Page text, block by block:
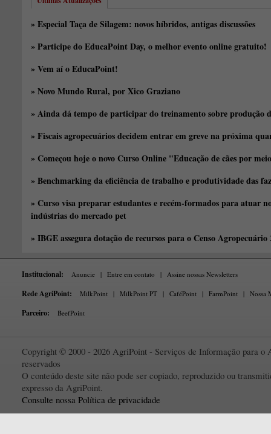
» Especial Taça de Silagem: novos híbridos, antigas discussões
» Participe do EducaPoint Day, o melhor evento online gratuito!
» Vem aí o EducaPoint!
» Novo Mundo Rural, por Xico Graziano
» Ainda dá tempo de participar do treinamento sobre produção
» Fiscais agropecuários decidem entrar em greve na próxima
» Começou hoje o novo Curso Online "Educação de cães por
» Benchmarking da eficiência de trabalho e produtividade das
» Curso visa preparar estudantes e recém-formados para atuar
indústrias do mercado pet
» IBGE assegura dotação de recursos para o Censo Agropecuário
Institucional: Anuncie | Entre em contato | Assine nossas Newsletters
Rede AgriPoint: MilkPoint | MilkPoint PT | CaféPoint | FarmPoint | Nossa
Parceiro: BeefPoint
Copyright © 2000 - 2026 AgriPoint - Serviços de Informação para o
reservados
O conteúdo deste site não pode ser copiado, reproduzido ou
expresso da AgriPoint.
Consulte nossa Política de privacidade